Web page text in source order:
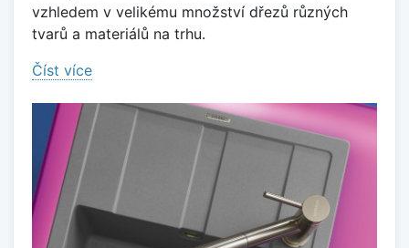
vzhledem v velikému množství dřezů různých
tvarů a materiálů na trhu.
Číst více